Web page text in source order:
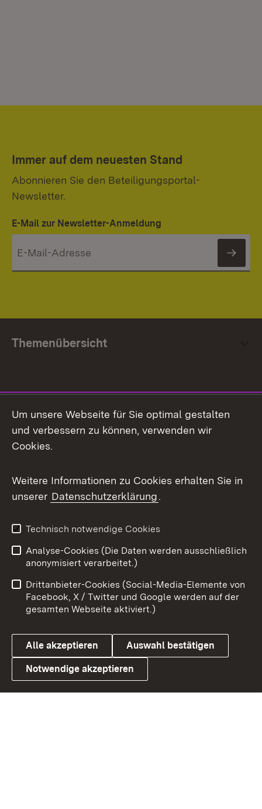
Immer auf dem neuesten Stand
Abonnieren Sie den Beteiligungsportal-
Newsletter.
E-Mail zur Newsletter-Anmeldung
Themenübersicht
Facebook
X / Twitter
Youtube
Link zum Landesportal
Impressum
Kontakt
Barrierefreiheit
Datenschutz
Cookies
Um unsere Webseite für Sie optimal gestalten
und verbessern zu können, verwenden wir
Cookies.
Weitere Informationen zu Cookies erhalten Sie in
unserer Datenschutzerklärung.
Technisch notwendige Cookies
Analyse-Cookies (Die Daten werden ausschließlich
anonymisiert verarbeitet.)
Drittanbieter-Cookies (Social-Media-Elemente von
Facebook, X / Twitter und Google werden auf der
gesamten Webseite aktiviert.)
Alle akzeptieren Auswahl bestätigen
Notwendige akzeptieren